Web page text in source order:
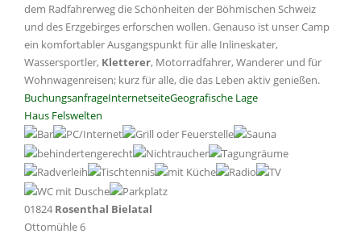
dem Radfahrerweg die Schönheiten der Böhmischen Schweiz
und des Erzgebirges erforschen wollen. Genauso ist unser Camp
ein komfortabler Ausgangspunkt für alle Inlineskater,
Wassersportler, Kletterer, Motorradfahrer, Wanderer und für
Wohnwagenreisen; kurz für alle, die das Leben aktiv genießen.
BuchungsanfrageInternetseiteGeografische Lage
Haus Felswelten
01824 Rosenthal Bielatal
Ottomühle 6